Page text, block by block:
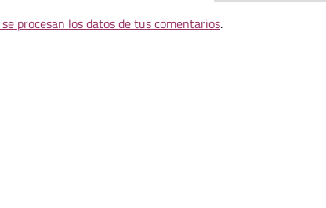
procesan los datos de tus comentarios.